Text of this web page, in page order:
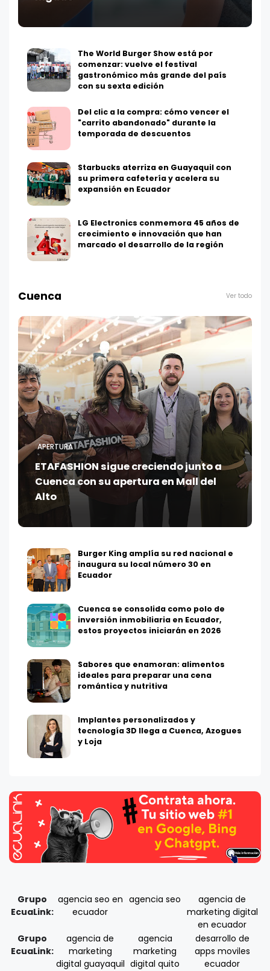
The World Burger Show está por
comenzar: vuelve el festival
gastronómico más grande del país
con su sexta edición
Del clic a la compra: cómo vencer el
"carrito abandonado" durante la
temporada de descuentos
Starbucks aterriza en Guayaquil con
su primera cafetería y acelera su
expansión en Ecuador
LG Electronics conmemora 45 años de
crecimiento e innovación que han
marcado el desarrollo de la región
Cuenca Ver todo
APERTURA
ETAFASHION sigue creciendo junto a
Cuenca con su apertura en Mall del
Alto
Burger King amplía su red nacional e
inaugura su local número 30 en
Ecuador
Cuenca se consolida como polo de
inversión inmobiliaria en Ecuador,
estos proyectos iniciarán en 2026
Sabores que enamoran: alimentos
ideales para preparar una cena
romántica y nutritiva
Implantes personalizados y
tecnología 3D llega a Cuenca, Azogues
y Loja
Grupo
EcuaLink:
agencia seo en
ecuador
agencia seo
agencia de
marketing digital
en ecuador
Grupo
EcuaLink:
agencia de
marketing
digital guayaquil
agencia
marketing
digital quito
desarrollo de
apps moviles
ecuador